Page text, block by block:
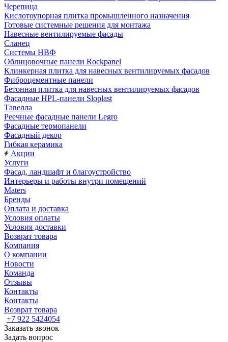
Черепица
Кислотоупорная плитка промышленного назначения
Готовые системные решения для монтажа
Навесные вентилируемые фасады
Сланец
Системы НВФ
Облицовочные панели Rockpanel
Клинкерная плитка для навесных вентилируемых фасадов
Фиброцементные панели
Бетонная плитка для навесных вентилируемых фасадов
Фасадные HPL-панели Sloplast
Тавелла
Реечные фасадные панели Legro
Фасадные термопанели
Фасадный декор
Гибкая керамика
Акции
Услуги
Фасад, ландшафт и благоустройство
Интерьеры и работы внутри помещений
Maters
Бренды
Оплата и доставка
Условия оплаты
Условия доставки
Возврат товара
Компания
О компании
Новости
Команда
Отзывы
Контакты
Контакты
Возврат товара
+7 922 5424054
Заказать звонок
Задать вопрос